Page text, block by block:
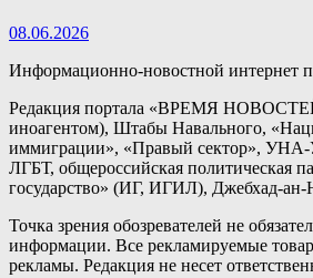
08.06.2026
Информационно-новостной
Редакция портала «ВРЕМЯ
иноагентом), Штабы Навального,
иммиграции», «Правый сектор», УНА-
ЛГБТ, общероссийская политическая
государство» (ИГ, ИГИЛ), Джебхад-ан-
Точка зрения обозревателей не
информации. Все рекламируемые
рекламы. Редакция не несет